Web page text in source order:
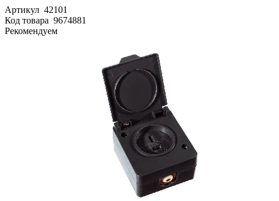
Артикул 42101
Код товара 9674881
Рекомендуем